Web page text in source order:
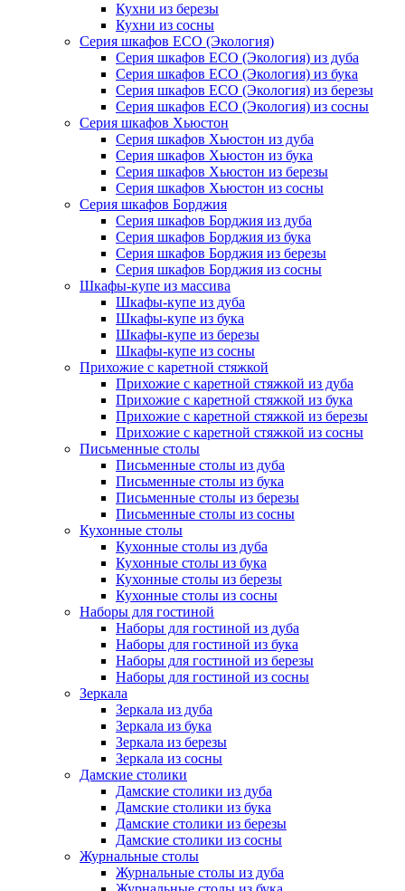
Кухни из березы
Кухни из сосны
Серия шкафов ECO (Экология)
Серия шкафов ECO (Экология) из дуба
Серия шкафов ECO (Экология) из бука
Серия шкафов ECO (Экология) из березы
Серия шкафов ECO (Экология) из сосны
Серия шкафов Хьюстон
Серия шкафов Хьюстон из дуба
Серия шкафов Хьюстон из бука
Серия шкафов Хьюстон из березы
Серия шкафов Хьюстон из сосны
Серия шкафов Борджия
Серия шкафов Борджия из дуба
Серия шкафов Борджия из бука
Серия шкафов Борджия из березы
Серия шкафов Борджия из сосны
Шкафы-купе из массива
Шкафы-купе из дуба
Шкафы-купе из бука
Шкафы-купе из березы
Шкафы-купе из сосны
Прихожие с каретной стяжкой
Прихожие с каретной стяжкой из дуба
Прихожие с каретной стяжкой из бука
Прихожие с каретной стяжкой из березы
Прихожие с каретной стяжкой из сосны
Письменные столы
Письменные столы из дуба
Письменные столы из бука
Письменные столы из березы
Письменные столы из сосны
Кухонные столы
Кухонные столы из дуба
Кухонные столы из бука
Кухонные столы из березы
Кухонные столы из сосны
Наборы для гостиной
Наборы для гостиной из дуба
Наборы для гостиной из бука
Наборы для гостиной из березы
Наборы для гостиной из сосны
Зеркала
Зеркала из дуба
Зеркала из бука
Зеркала из березы
Зеркала из сосны
Дамские столики
Дамские столики из дуба
Дамские столики из бука
Дамские столики из березы
Дамские столики из сосны
Журнальные столы
Журнальные столы из дуба